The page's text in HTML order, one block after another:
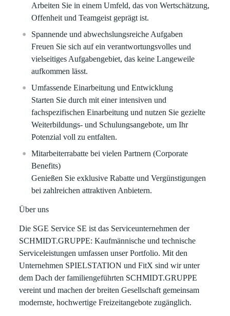
Arbeiten Sie in einem Umfeld, das von Wertschätzung,
Offenheit und Teamgeist geprägt ist.
Spannende und abwechslungsreiche Aufgaben
Freuen Sie sich auf ein verantwortungsvolles und
vielseitiges Aufgabengebiet, das keine Langeweile
aufkommen lässt.
Umfassende Einarbeitung und Entwicklung
Starten Sie durch mit einer intensiven und
fachspezifischen Einarbeitung und nutzen Sie gezielte
Weiterbildungs- und Schulungsangebote, um Ihr
Potenzial voll zu entfalten.
Mitarbeiterrabatte bei vielen Partnern (Corporate
Benefits)
Genießen Sie exklusive Rabatte und Vergünstigungen
bei zahlreichen attraktiven Anbietern.
Über uns
Die SGE Service SE ist das Serviceunternehmen der
SCHMIDT.GRUPPE: Kaufmännische und technische
Serviceleistungen umfassen unser Portfolio. Mit den
Unternehmen SPIELSTATION undFitX sind wir unter
dem Dach der familiengeführten SCHMIDT.GRUPPE
vereint und machen der breiten Gesellschaft gemeinsam
modernste, hochwertige Freizeitangebote zugänglich.